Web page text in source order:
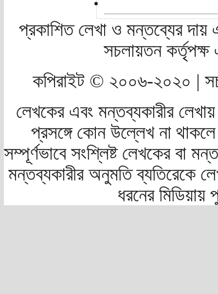
প্রকাশিত লেখা ও মন্তব্যের দায়
সচলায়তন
কপিরাইট © ২০০৬-২০২০ |
লেখকের এবং মন্তব্যকারীর
প্রসঙ্গে কোন উল্লেখ না
সম্পূর্ণভাবে সংশ্লিষ্ট লেখকের বা
মন্তব্যকারীর অনুমতি ব্যতিরেকে
ধরনের মিডিয়ায়